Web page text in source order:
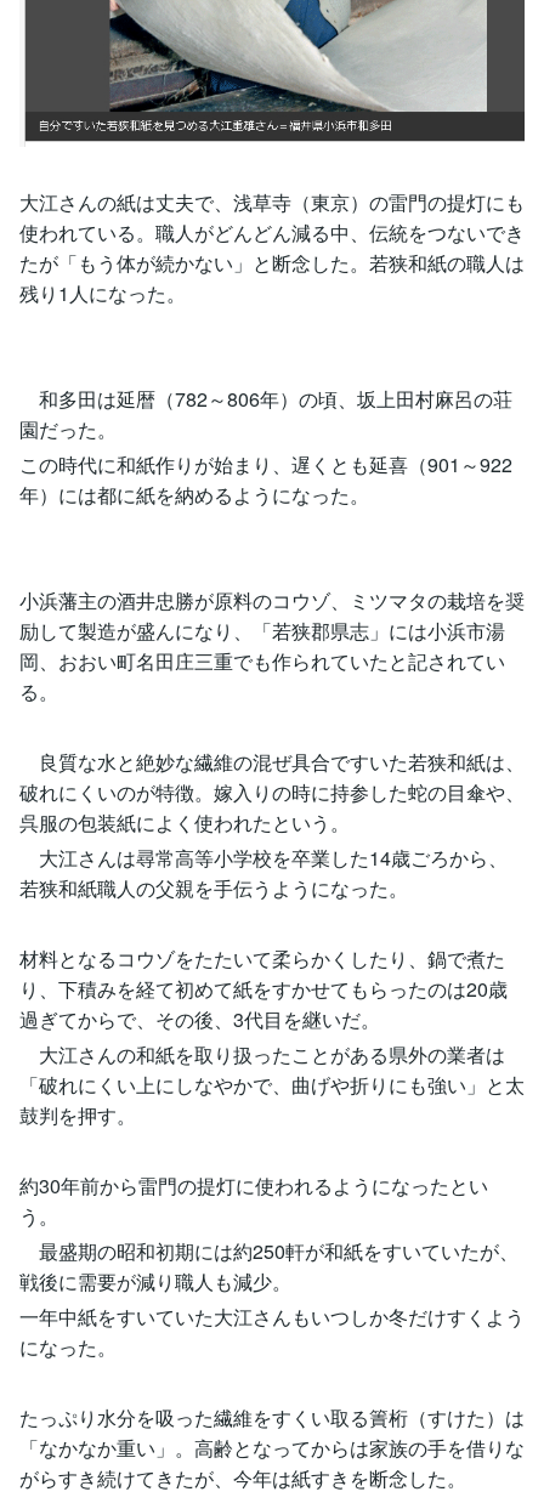
大江さんの紙は丈夫で、浅草寺（東京）の雷門の提灯にも
使われている。職人がどんどん減る中、伝統をつないでき
たが「もう体が続かない」と断念した。若狭和紙の職人は
残り1人になった。
和多田は延暦（782～806年）の頃、坂上田村麻呂の荘
園だった。
この時代に和紙作りが始まり、遅くとも延喜（901～922
年）には都に紙を納めるようになった。
小浜藩主の酒井忠勝が原料のコウゾ、ミツマタの栽培を奨
励して製造が盛んになり、「若狭郡県志」には小浜市湯
岡、おおい町名田庄三重でも作られていたと記されてい
る。
良質な水と絶妙な繊維の混ぜ具合ですいた若狭和紙は、
破れにくいのが特徴。嫁入りの時に持参した蛇の目傘や、
呉服の包装紙によく使われたという。
大江さんは尋常高等小学校を卒業した14歳ごろから、
若狭和紙職人の父親を手伝うようになった。
材料となるコウゾをたたいて柔らかくしたり、鍋で煮た
り、下積みを経て初めて紙をすかせてもらったのは20歳
過ぎてからで、その後、3代目を継いだ。
大江さんの和紙を取り扱ったことがある県外の業者は
「破れにくい上にしなやかで、曲げや折りにも強い」と太
鼓判を押す。
約30年前から雷門の提灯に使われるようになったとい
う。
最盛期の昭和初期には約250軒が和紙をすいていたが、
戦後に需要が減り職人も減少。
一年中紙をすいていた大江さんもいつしか冬だけすくよう
になった。
たっぷり水分を吸った繊維をすくい取る簀桁（すけた）は
「なかなか重い」。高齢となってからは家族の手を借りな
がらすき続けてきたが、今年は紙すきを断念した。